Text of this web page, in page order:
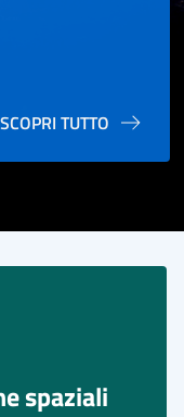
SCOPRI TUTTO
spaziali